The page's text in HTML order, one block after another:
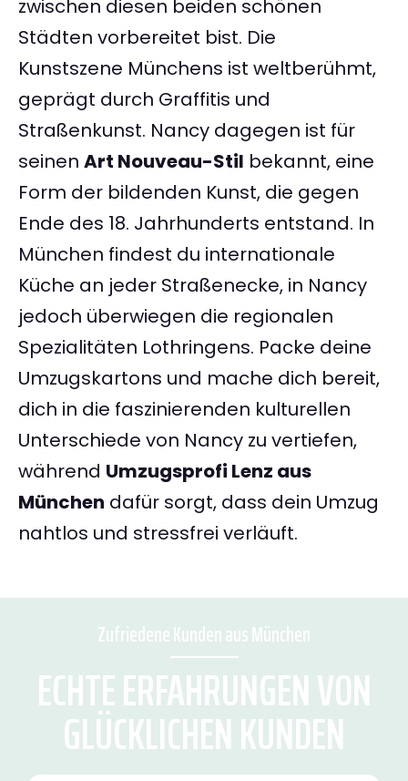
zwischen diesen beiden schönen
Städten vorbereitet bist. Die
Kunstszene Münchens ist weltberühmt,
geprägt durch Graffitis und
Straßenkunst. Nancy dagegen ist für
seinen Art Nouveau-Stil bekannt, eine
Form der bildenden Kunst, die gegen
Ende des 18. Jahrhunderts entstand. In
München findest du internationale
Küche an jeder Straßenecke, in Nancy
jedoch überwiegen die regionalen
Spezialitäten Lothringens. Packe deine
Umzugskartons und mache dich bereit,
dich in die faszinierenden kulturellen
Unterschiede von Nancy zu vertiefen,
während Umzugsprofi Lenz aus
München dafür sorgt, dass dein Umzug
nahtlos und stressfrei verläuft.
Zufriedene Kunden aus München
ECHTE ERFAHRUNGEN VON
GLÜCKLICHEN KUNDEN